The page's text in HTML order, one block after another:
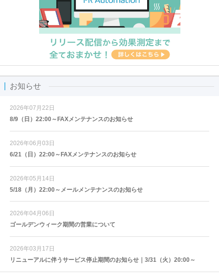
お知らせ
2026年07月22日
8/9（日）22:00～FAXメンテナンスのお知らせ
2026年06月03日
6/21（日）22:00～FAXメンテナンスのお知らせ
2026年05月14日
5/18（月）22:00～メールメンテナンスのお知らせ
2026年04月06日
ゴールデンウィーク期間の営業について
2026年03月17日
リニューアルに伴うサービス停止期間のお知らせ｜3/31（火）20:00～